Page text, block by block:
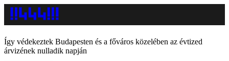
Így védekeztek Budapesten és a főváros közelében az évtized
árvizének nulladik napján